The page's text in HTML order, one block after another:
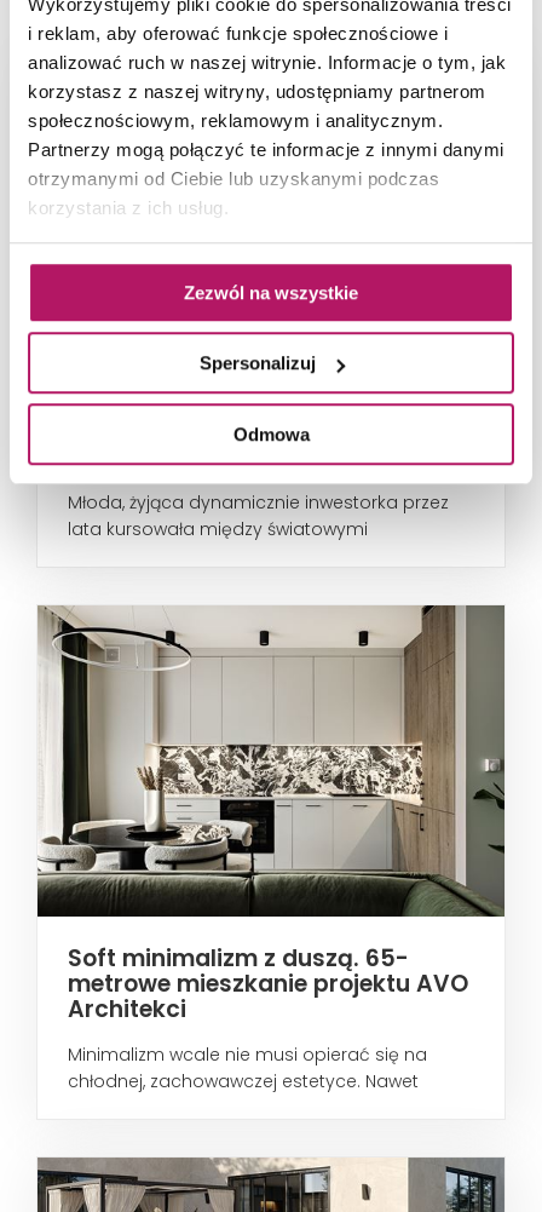
Wykorzystujemy pliki cookie do spersonalizowania treści
i reklam, aby oferować funkcje społecznościowe i
analizować ruch w naszej witrynie. Informacje o tym, jak
korzystasz z naszej witryny, udostępniamy partnerom
społecznościowym, reklamowym i analitycznym.
Partnerzy mogą połączyć te informacje z innymi danymi
otrzymanymi od Ciebie lub uzyskanymi podczas
korzystania z ich usług.
Zezwól na wszystkie
Spersonalizuj
Odmowa
66-metrowy apartament:
przystań dla nowoczesnej
nomadki
Młoda, żyjąca dynamicznie inwestorka przez
lata kursowała między światowymi
Soft minimalizm z duszą. 65-
metrowe mieszkanie projektu AVO
Architekci
Minimalizm wcale nie musi opierać się na
chłodnej, zachowawczej estetyce. Nawet